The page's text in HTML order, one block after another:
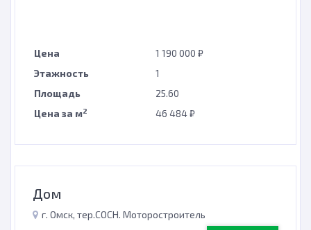
Цена
1 190 000 ₽
Этажность
1
Площадь
25.60
Цена за м2 46 484 ₽
Дом
г. Омск, тер.СОСН. Моторостроитель